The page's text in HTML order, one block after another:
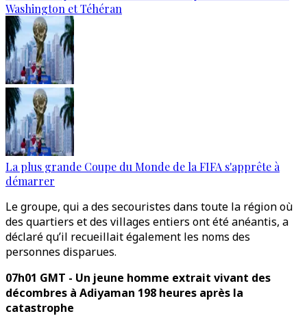
Washington et Téhéran
La plus grande Coupe du Monde de la FIFA s'apprête à
démarrer
Le groupe, qui a des secouristes dans toute la région où
des quartiers et des villages entiers ont été anéantis, a
déclaré qu’il recueillait également les noms des
personnes disparues.
07h01 GMT - Un jeune homme extrait vivant des
décombres à Adiyaman 198 heures après la
catastrophe